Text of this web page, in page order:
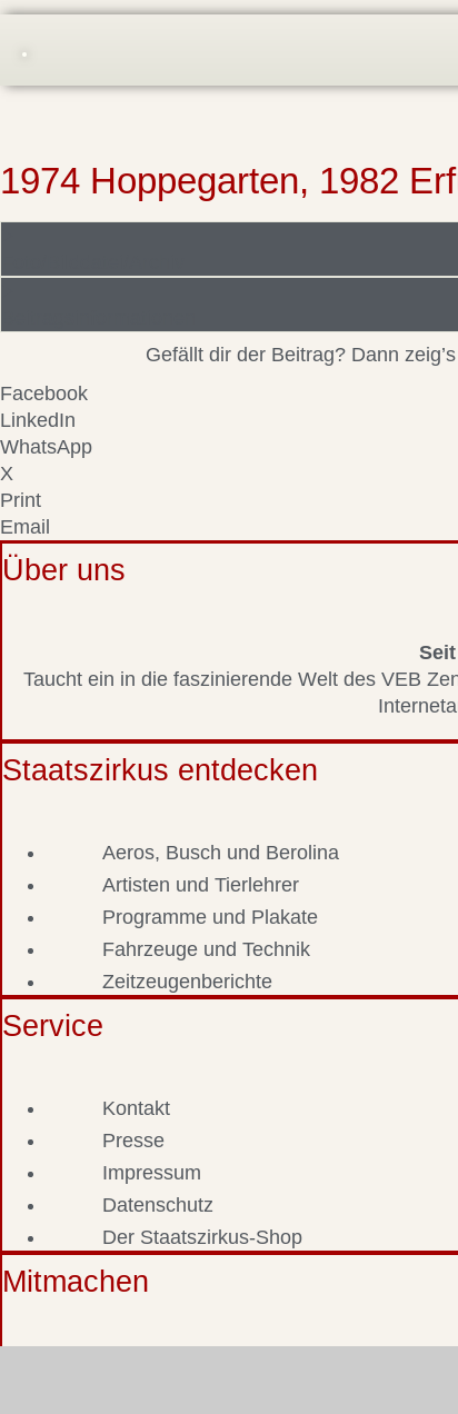
1974 Hoppegarten, 1982
Gefällt dir der Beitrag? Dann
Facebook
LinkedIn
WhatsApp
X
Print
Email
Über uns
Taucht ein in die faszinierende Welt des VEB
Staatszirkus entdecken
Aeros, Busch und Berolina
Artisten und Tierlehrer
Programme und Plakate
Fahrzeuge und Technik
Zeitzeugenberichte
Service
Kontakt
Presse
Impressum
Datenschutz
Der Staatszirkus-Shop
Mitmachen